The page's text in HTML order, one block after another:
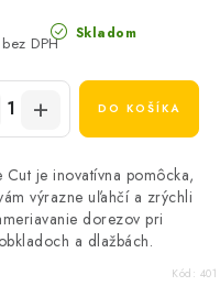
Skladom
DPH
DO KOŠÍKA
Cut je inovatívna pomôcka,
výrazne uľahčí a zrýchli
dorezov pri
obkladoch a dlažbách.
Kód: 401